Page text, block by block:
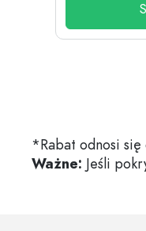
*Rabat odnosi
Ważne: Jeśli